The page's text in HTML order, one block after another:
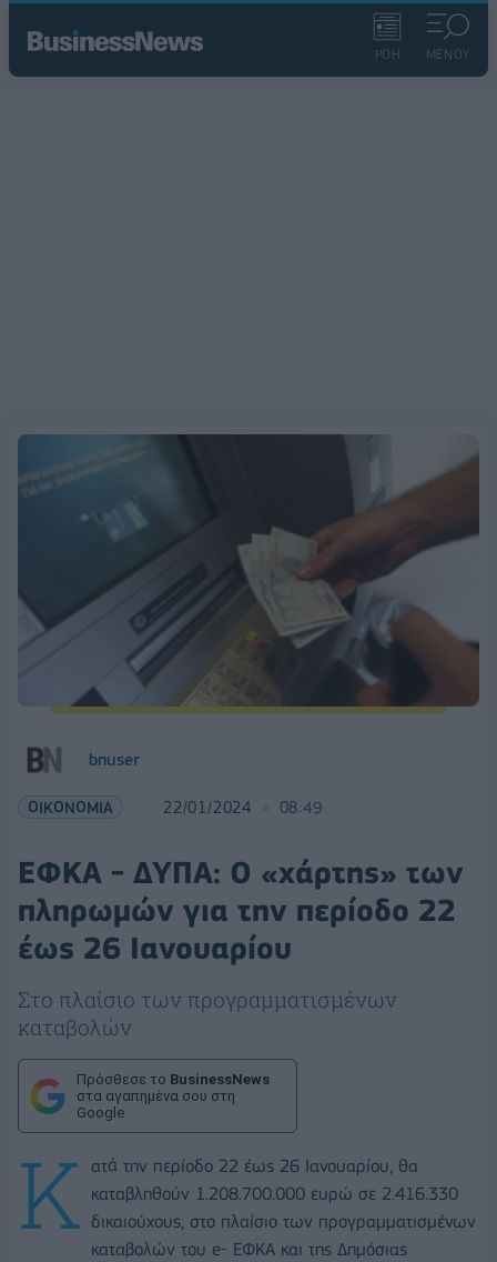
ΡΟΗ ΜΕΝΟΥ
bnuser
ΟΙΚΟΝΟΜΙΑ 22/01/2024 08:49
ΕΦΚΑ - ΔΥΠΑ: Ο «χάρτης» των
πληρωμών για την περίοδο 22
έως 26 Ιανουαρίου
Στο πλαίσιο των προγραμματισμένων
καταβολών
Πρόσθεσε το BusinessNews
στα αγαπημένα σου στη
Google
Κ ατά την περίοδο 22 έως 26 Ιανουαρίου, θα
καταβληθούν 1.208.700.000 ευρώ σε 2.416.330
δικαιούχους, στο πλαίσιο των προγραμματισμένων
καταβολών του e- ΕΦΚΑ και της Δημόσιας